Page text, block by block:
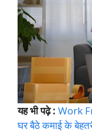
यह भी पढ़े : Work
घर बैठे कमाई के